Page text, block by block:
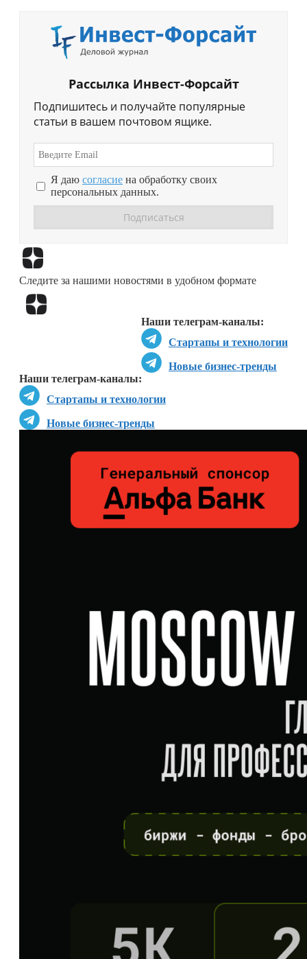
Рассылка Инвест-Форсайт
Подпишитесь и получайте популярные
статьи в вашем почтовом ящике.
Я даю согласие на обработку своих
персональных данных.
Следите за нашими новостями в удобном формате
Наши телеграм-каналы:
Стартапы и технологии
Новые бизнес-тренды
Наши телеграм-каналы:
Стартапы и технологии
Новые бизнес-тренды